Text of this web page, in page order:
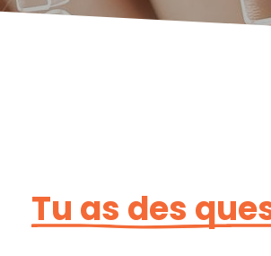
Tu as des